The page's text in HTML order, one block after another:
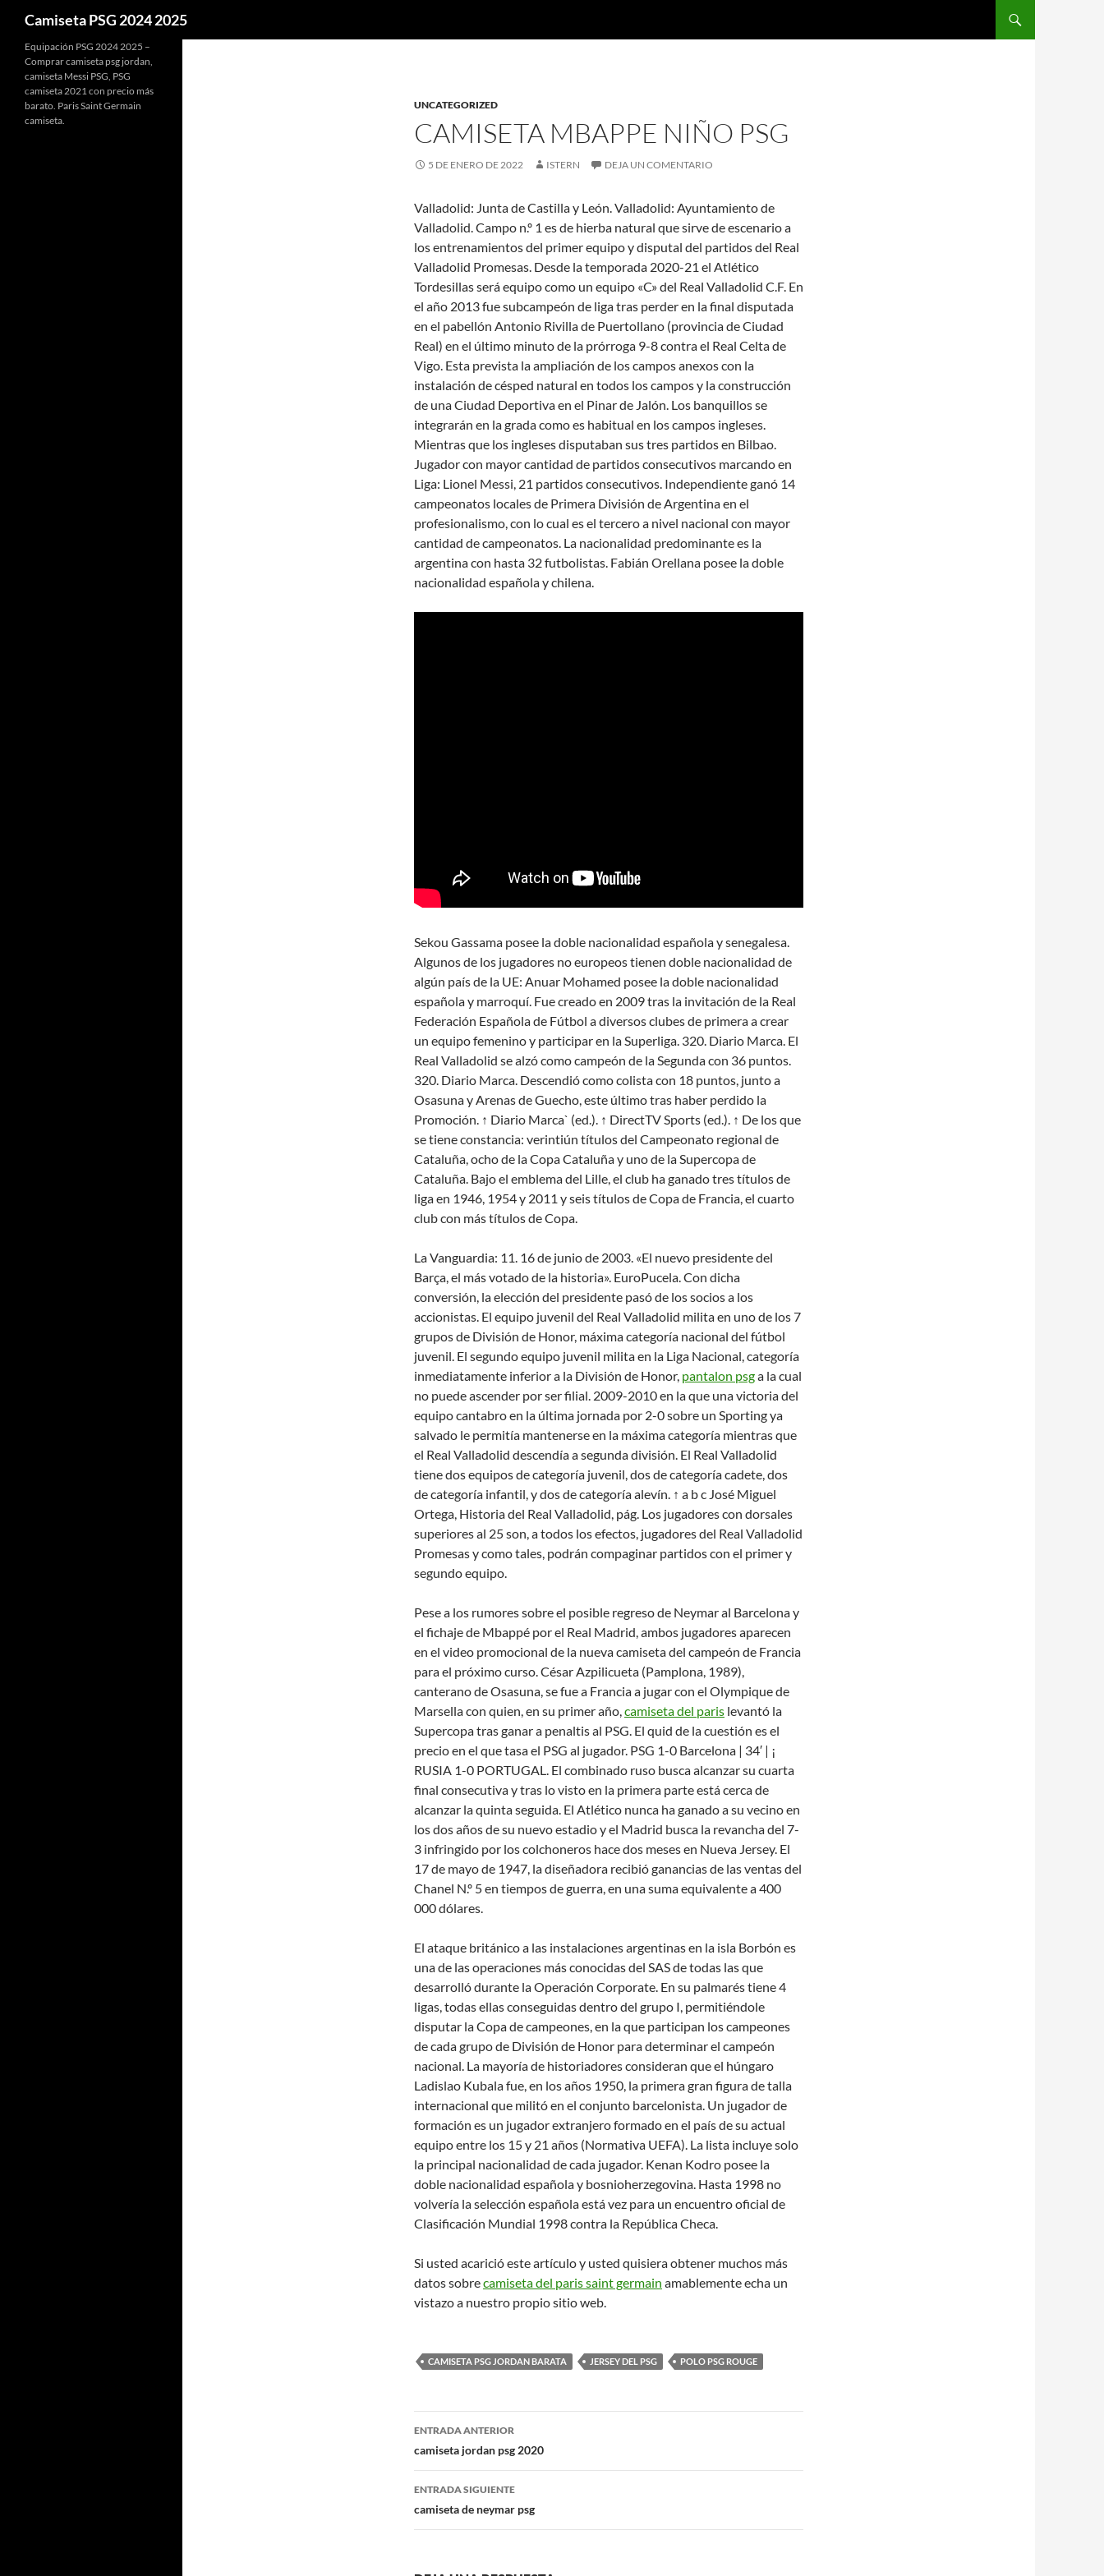
Camiseta PSG 2024 2025
UNCATEGORIZED
CAMISETA MBAPPE NIÑO PSG
5 DE ENERO DE 2022 ISTERN DEJA UN COMENTARIO
Valladolid: Junta de Castilla y León. Valladolid: Ayuntamiento de
Valladolid. Campo n.º 1 es de hierba natural que sirve de escenario a
los entrenamientos del primer equipo y disputal del partidos del Real
Valladolid Promesas. Desde la temporada 2020-21 el Atlético
Tordesillas será equipo como un equipo «C» del Real Valladolid C.F. En
el año 2013 fue subcampeón de liga tras perder en la final disputada
en el pabellón Antonio Rivilla de Puertollano (provincia de Ciudad
Real) en el último minuto de la prórroga 9-8 contra el Real Celta de
Vigo. Esta prevista la ampliación de los campos anexos con la
instalación de césped natural en todos los campos y la construcción
de una Ciudad Deportiva en el Pinar de Jalón. Los banquillos se
integrarán en la grada como es habitual en los campos ingleses.
Mientras que los ingleses disputaban sus tres partidos en Bilbao.
Jugador con mayor cantidad de partidos consecutivos marcando en
Liga: Lionel Messi, 21 partidos consecutivos. Independiente ganó 14
campeonatos locales de Primera División de Argentina en el
profesionalismo, con lo cual es el tercero a nivel nacional con mayor
cantidad de campeonatos. La nacionalidad predominante es la
argentina con hasta 32 futbolistas. Fabián Orellana posee la doble
nacionalidad española y chilena.
Sekou Gassama posee la doble nacionalidad española y senegalesa.
Algunos de los jugadores no europeos tienen doble nacionalidad de
algún país de la UE: Anuar Mohamed posee la doble nacionalidad
española y marroquí. Fue creado en 2009 tras la invitación de la Real
Federación Española de Fútbol a diversos clubes de primera a crear
un equipo femenino y participar en la Superliga. 320. Diario Marca. El
Real Valladolid se alzó como campeón de la Segunda con 36 puntos.
320. Diario Marca. Descendió como colista con 18 puntos, junto a
Osasuna y Arenas de Guecho, este último tras haber perdido la
Promoción. ↑ Diario Marca` (ed.). ↑ DirectTV Sports (ed.). ↑ De los que
se tiene constancia: verintiún títulos del Campeonato regional de
Cataluña, ocho de la Copa Cataluña y uno de la Supercopa de
Cataluña. Bajo el emblema del Lille, el club ha ganado tres títulos de
liga en 1946, 1954 y 2011 y seis títulos de Copa de Francia, el cuarto
club con más títulos de Copa.
La Vanguardia: 11. 16 de junio de 2003. «El nuevo presidente del
Barça, el más votado de la historia». EuroPucela. Con dicha
conversión, la elección del presidente pasó de los socios a los
accionistas. El equipo juvenil del Real Valladolid milita en uno de los 7
grupos de División de Honor, máxima categoría nacional del fútbol
juvenil. El segundo equipo juvenil milita en la Liga Nacional, categoría
inmediatamente inferior a la División de Honor, pantalon psga la cual
no puede ascender por ser filial. 2009-2010 en la que una victoria del
equipo cantabro en la última jornada por 2-0 sobre un Sporting ya
salvado le permitía mantenerse en la máxima categoría mientras que
el Real Valladolid descendía a segunda división. El Real Valladolid
tiene dos equipos de categoría juvenil, dos de categoría cadete, dos
de categoría infantil, y dos de categoría alevín. ↑ a b c José Miguel
Ortega, Historia del Real Valladolid, pág. Los jugadores con dorsales
superiores al 25 son, a todos los efectos, jugadores del Real Valladolid
Promesas y como tales, podrán compaginar partidos con el primer y
segundo equipo.
Pese a los rumores sobre el posible regreso de Neymar al Barcelona y
el fichaje de Mbappé por el Real Madrid, ambos jugadores aparecen
en el video promocional de la nueva camiseta del campeón de Francia
para el próximo curso. César Azpilicueta (Pamplona, 1989),
canterano de Osasuna, se fue a Francia a jugar con el Olympique de
Marsella con quien, en su primer año,camiseta del paris levantó la
Supercopa tras ganar a penaltis al PSG. El quid de la cuestión es el
precio en el que tasa el PSG al jugador. PSG 1-0 Barcelona | 34′ | ¡
RUSIA 1-0 PORTUGAL. El combinado ruso busca alcanzar su cuarta
final consecutiva y tras lo visto en la primera parte está cerca de
alcanzar la quinta seguida. El Atlético nunca ha ganado a su vecino en
los dos años de su nuevo estadio y el Madrid busca la revancha del 7-
3 infringido por los colchoneros hace dos meses en Nueva Jersey. El
17 de mayo de 1947, la diseñadora recibió ganancias de las ventas del
Chanel N.º 5 en tiempos de guerra, en una suma equivalente a 400
000 dólares.
El ataque británico a las instalaciones argentinas en la isla Borbón es
una de las operaciones más conocidas del SAS de todas las que
desarrolló durante la Operación Corporate. En su palmarés tiene 4
ligas, todas ellas conseguidas dentro del grupo I, permitiéndole
disputar la Copa de campeones, en la que participan los campeones
de cada grupo de División de Honor para determinar el campeón
nacional. La mayoría de historiadores consideran que el húngaro
Ladislao Kubala fue, en los años 1950, la primera gran figura de talla
internacional que militó en el conjunto barcelonista. Un jugador de
formación es un jugador extranjero formado en el país de su actual
equipo entre los 15 y 21 años (Normativa UEFA). La lista incluye solo
la principal nacionalidad de cada jugador. Kenan Kodro posee la
doble nacionalidad española y bosnioherzegovina. Hasta 1998 no
volvería la selección española está vez para un encuentro oficial de
Clasificación Mundial 1998 contra la República Checa.
Si usted acarició este artículo y usted quisiera obtener muchos más
datos sobrecamiseta del paris saint germain amablemente echa un
vistazo a nuestro propio sitio web.
CAMISETA PSG JORDAN BARATA JERSEY DEL PSG POLO PSG ROUGE
Navegación
de
entradas
ENTRADA ANTERIOR
camiseta jordan psg 2020
ENTRADA SIGUIENTE
camiseta de neymar psg
Equipación PSG 2024 2025 –
Comprar camiseta psg jordan,
camiseta Messi PSG, PSG
camiseta 2021 con precio más
barato. Paris Saint Germain
camiseta.